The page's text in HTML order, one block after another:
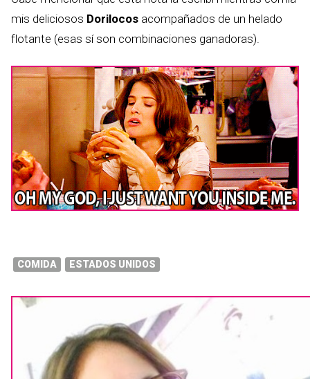
mis deliciosos Dorilocos acompañados de un helado
flotante (esas sí son combinaciones ganadoras).
COMIDA ESTADOS UNIDOS